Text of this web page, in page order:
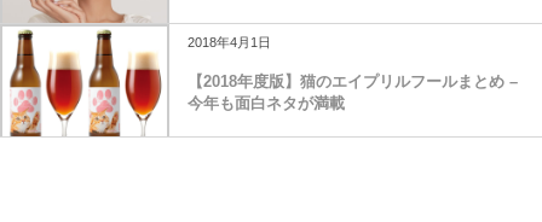
2018年4月1日
【2018年度版】猫のエイプリルフールまとめ –
今年も面白ネタが満載